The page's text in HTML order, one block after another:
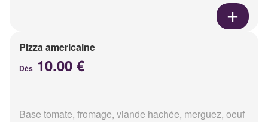
Pizza americaine
Dès 10.00 €
Base tomate, fromage, viande hachée, merguez, oeuf